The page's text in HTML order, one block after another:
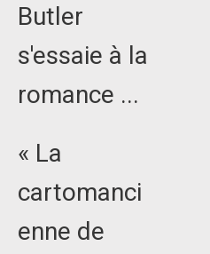
Butler
s'essaie à la
romance ...
« La
cartomanci
enne de